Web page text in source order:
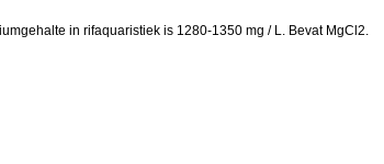
in rifaquaristiek is 1280-1350 mg / L. Bevat MgCl2.